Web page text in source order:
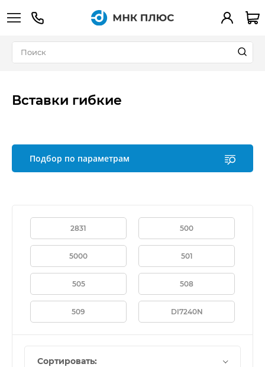
+7 (495) 783-90-39 Вход
Вставки гибкие
2831 500
5000 501
505 508
509 DI7240N
Подбор по параметрам
Сортировать: